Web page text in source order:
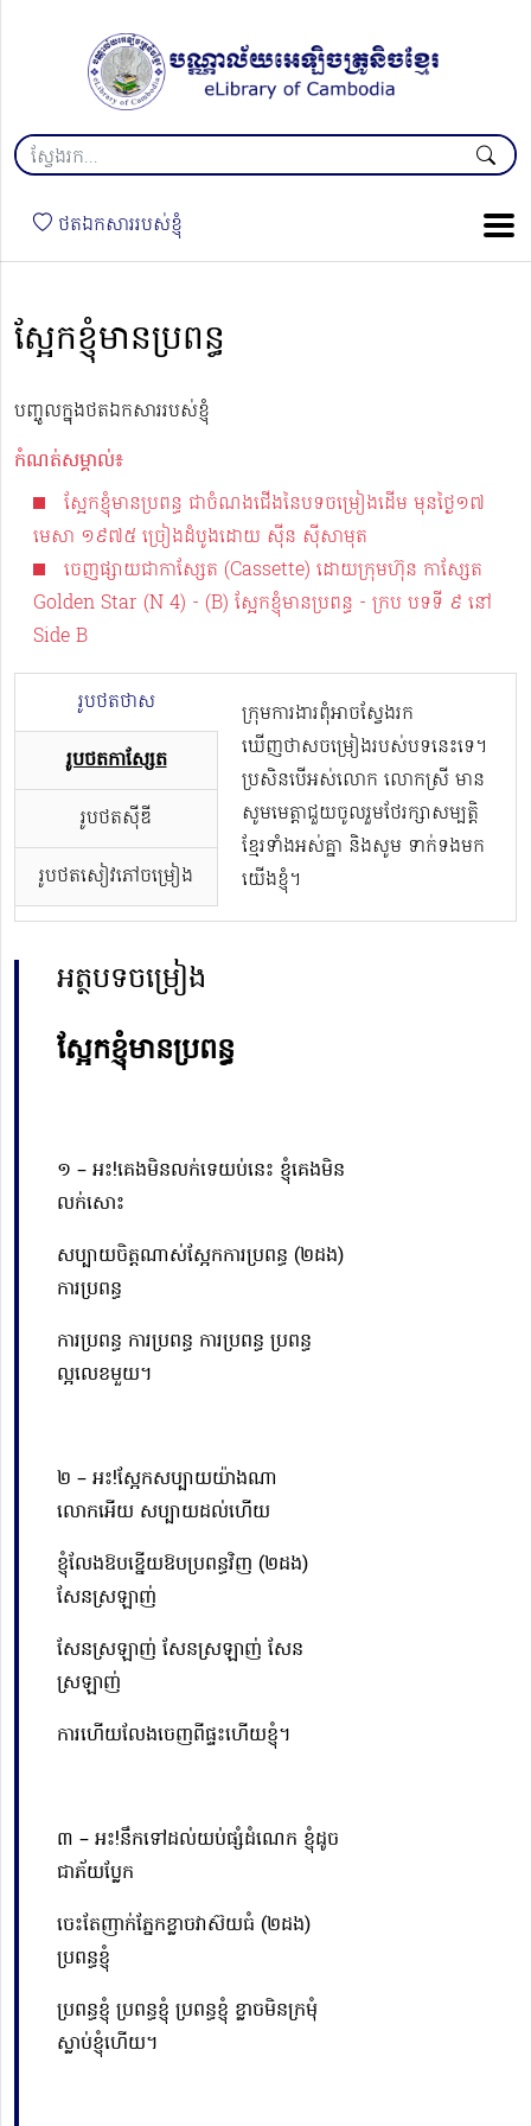
ថតឯកសាររបស់ខ្ញុំ
ស្អែកខ្ញុំមានប្រពន្ធ
បញ្ចូលក្នុងថតឯកសាររបស់ខ្ញុំ
កំណត់សម្គាល់៖
ស្អែកខ្ញុំមានប្រពន្ធ ជាចំណងជើងនៃបទចម្រៀងដើម មុនថ្ងៃ១៧
មេសា ១៩៧៥ ច្រៀងដំបូងដោយ ស៊ីន ស៊ីសាមុត
ចេញផ្សាយជាកាស្សែត (Cassette) ដោយក្រុមហ៊ុន កាសែ្សត
Golden Star (N 4) - (B) ស្អែកខ្ញុំមានប្រពន្ធ - ក្រប បទទី ៩ នៅ
Side B
រូបថតថាស
រូបថតកាសែ្សត
រូបថតស៊ីឌី
រូបថតសៀវភៅចម្រៀង
ក្រុមការងារពុំអាចស្វែងរក
ឃើញថាសចម្រៀងរបស់បទនេះទេ។
ប្រសិនបើអស់លោក លោកស្រី មាន
សូមមេត្តាជួយចូលរួមថែរក្សាសម្បត្តិ
ខ្មែរទាំងអស់គ្នា និងសូម ទាក់ទងមក
យើងខ្ញុំ។
អត្ថបទចម្រៀង
ស្អែកខ្ញុំមានប្រពន្ធ
១ – អះ!គេងមិនលក់ទេយប់នេះ ខ្ញុំគេងមិន
លក់សោះ
សប្បាយចិត្តណាស់ស្អែកការប្រពន្ធ (២ដង)
ការប្រពន្ធ
ការប្រពន្ធ ការប្រពន្ធ ការប្រពន្ធ ប្រពន្ធ
ល្អលេខមួយ។
២ – អះ!ស្អែកសប្បាយយ៉ាងណា
លោកអើយ សប្បាយដល់ហើយ
ខ្ញុំលែងឱបខ្នើយឱបប្រពន្ធវិញ (២ដង)
សែនស្រឡាញ់
សែនស្រឡាញ់ សែនស្រឡាញ់ សែន
ស្រឡាញ់
ការហើយលែងចេញពីផ្ទះហើយខ្ញុំ។
៣ – អះ!នឹកទៅដល់យប់ផ្សំដំណេក ខ្ញុំដូច
ជាភ័យប្លែក
ចេះតែញាក់ភ្នែកខ្លាចវាស៊យធំ (២ដង)
ប្រពន្ធខ្ញុំ
ប្រពន្ធខ្ញុំ ប្រពន្ធខ្ញុំ ប្រពន្ធខ្ញុំ ខ្លាចមិនក្រមុំ
ស្លាប់ខ្ញុំហើយ។